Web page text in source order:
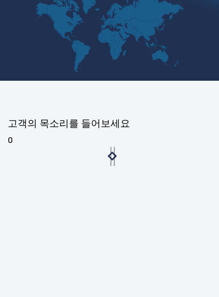
고객의 목소리를 들어보세요
0